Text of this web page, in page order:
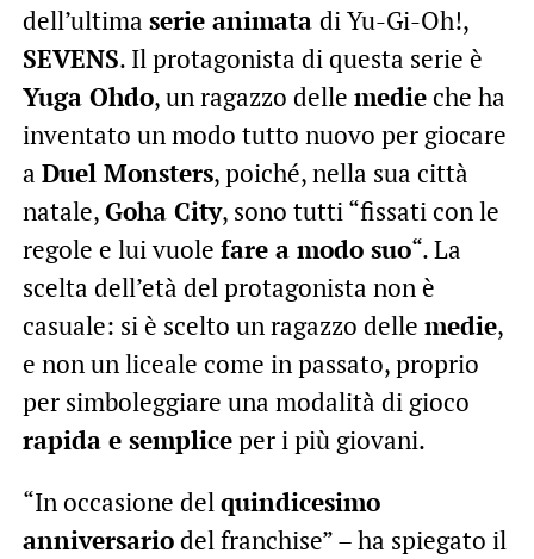
dell’ultima serie animata di Yu-Gi-Oh!,
SEVENS. Il protagonista di questa serie è
Yuga Ohdo, un ragazzo delle medieche ha
inventato un modo tutto nuovo per giocare
a Duel Monsters, poiché, nella sua città
natale,Goha City, sono tutti “fissati con le
regole e lui vuole fare a modo suo“. La
scelta dell’età del protagonista non è
casuale: si è scelto un ragazzo delle medie,
e non un liceale come in passato, proprio
per simboleggiare una modalità di gioco
rapida e sempliceper i più giovani.
“In occasione delquindicesimo
anniversariodel franchise” – ha spiegato il